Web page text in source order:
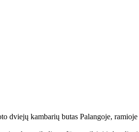
dviejų kambarių butas Palangoje,